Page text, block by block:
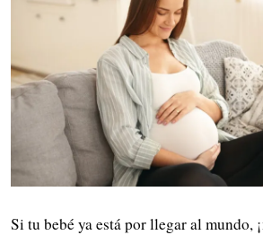
Si tu bebé ya está por llegar al mundo,